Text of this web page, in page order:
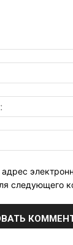
следующего